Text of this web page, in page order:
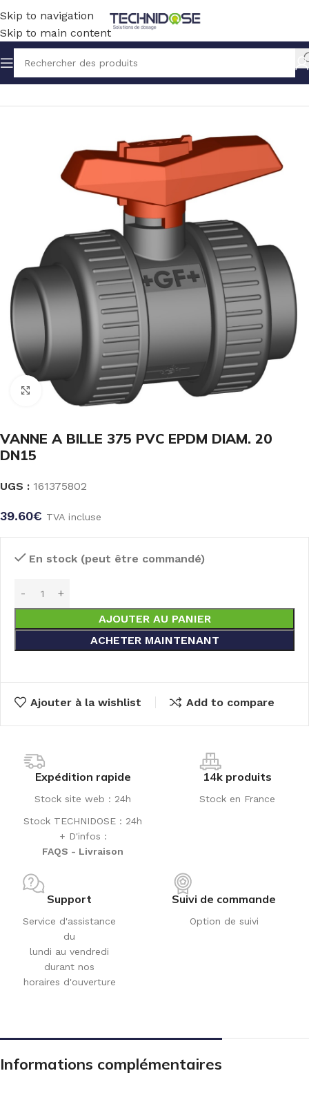
Skip to navigation
Skip to main content
Accueil TUYAUX ET RACCORDS RACCORDS PVC
Click to enlarge
VANNE A BILLE 375 PVC EPDM DIAM. 20
DN15
UGS : 161375802
39.60€ TVA incluse
En stock (peut être commandé)
AJOUTER AU PANIER
ACHETER MAINTENANT
Ajouter à la wishlist Add to compare
Expédition rapide
Stock site web : 24h
Stock TECHNIDOSE : 24h
+ D'infos :
FAQS - Livraison
14k produits
Stock en France
Support
Service d'assistance
du
lundi au vendredi
durant nos
horaires d'ouverture
Suivi de commande
Option de suivi
Informations complémentaires